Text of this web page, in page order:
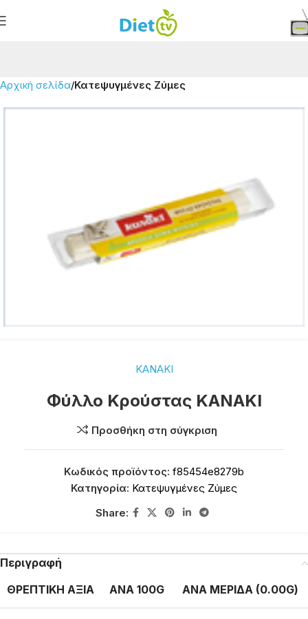
Αρχική σελίδα Κατεψυγμένες Ζύμες
ΚΑΝΑΚΙ
Φύλλο Κρούστας ΚΑΝΑΚΙ
Προσθήκη στη σύγκριση
Κωδικός προϊόντος: f85454e8279b
Κατηγορία: Κατεψυγμένες Ζύμες
Share:
Περιγραφή
ΘΡΕΠΤΙΚΗ ΑΞΙΑ
ΑΝΑ 100G ΑΝΑ ΜΕΡΙΔΑ (0.00G)